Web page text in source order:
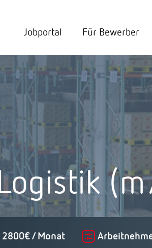
Jobportal Für Bewerber
2800€ / Monat